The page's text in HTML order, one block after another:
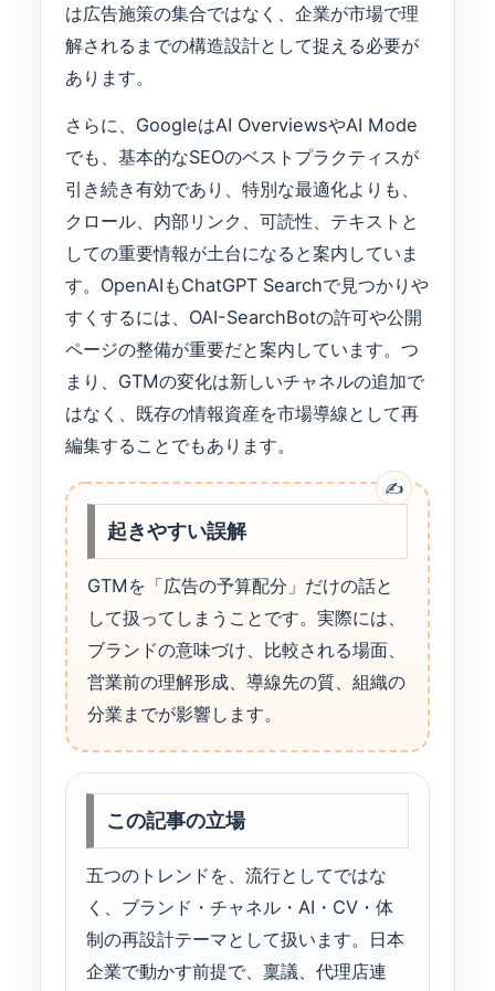
は広告施策の集合ではなく、企業が市場で理
解されるまでの構造設計として捉える必要が
あります。
さらに、GoogleはAI OverviewsやAI Mode
でも、基本的なSEOのベストプラクティスが
引き続き有効であり、特別な最適化よりも、
クロール、内部リンク、可読性、テキストと
しての重要情報が土台になると案内していま
す。OpenAIもChatGPT Searchで見つかりや
すくするには、OAI-SearchBotの許可や公開
ページの整備が重要だと案内しています。つ
まり、GTMの変化は新しいチャネルの追加で
はなく、既存の情報資産を市場導線として再
編集することでもあります。
起きやすい誤解
GTMを「広告の予算配分」だけの話と
して扱ってしまうことです。実際には、
ブランドの意味づけ、比較される場面、
営業前の理解形成、導線先の質、組織の
分業までが影響します。
この記事の立場
五つのトレンドを、流行としてではな
く、ブランド・チャネル・AI・CV・体
制の再設計テーマとして扱います。日本
企業で動かす前提で、稟議、代理店連